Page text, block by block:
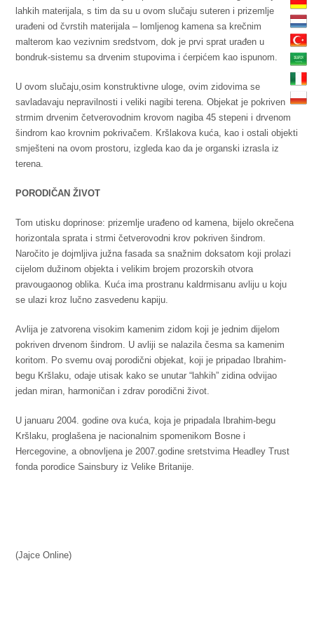
lahkih materijala, s tim da su u ovom slučaju suteren i prizemlje
urađeni od čvrstih materijala – lomljenog kamena sa krečnim
malterom kao vezivnim sredstvom, dok je prvi sprat urađen u
bondruk-sistemu sa drvenim stupovima i ćerpićem kao ispunom.
U ovom slučaju,osim konstruktivne uloge, ovim zidovima se
savladavaju nepravilnosti i veliki nagibi terena. Objekat je pokriven
strmim drvenim četverovodnim krovom nagiba 45 stepeni i drvenom
šindrom kao krovnim pokrivačem. Kršlakova kuća, kao i ostali objekti
smješteni na ovom prostoru, izgleda kao da je organski izrasla iz
terena.
PORODIČAN ŽIVOT
Tom utisku doprinose: prizemlje urađeno od kamena, bijelo okrečena
horizontala sprata i strmi četverovodni krov pokriven šindrom.
Naročito je dojmljiva južna fasada sa snažnim doksatom koji prolazi
cijelom dužinom objekta i velikim brojem prozorskih otvora
pravougaonog oblika. Kuća ima prostranu kaldrmisanu avliju u koju
se ulazi kroz lučno zasvedenu kapiju.
Avlija je zatvorena visokim kamenim zidom koji je jednim dijelom
pokriven drvenom šindrom. U avliji se nalazila česma sa kamenim
koritom. Po svemu ovaj porodični objekat, koji je pripadao Ibrahim-
begu Kršlaku, odaje utisak kako se unutar “lahkih” zidina odvijao
jedan miran, harmoničan i zdrav porodični život.
U januaru 2004. godine ova kuća, koja je pripadala Ibrahim-begu
Kršlaku, proglašena je nacionalnim spomenikom Bosne i
Hercegovine, a obnovljena je 2007.godine sretstvima Headley Trust
fonda porodice Sainsbury iz Velike Britanije.
(Jajce Online)